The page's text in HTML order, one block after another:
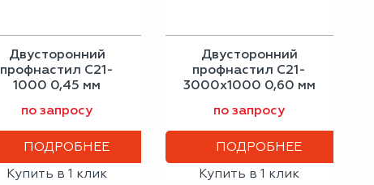
Двусторонний
профнастил С21-
1000 0,45 мм
по запросу
ПОДРОБНЕЕ
Купить в 1 клик
Двусторонний
профнастил С21-
3000х1000 0,60 мм
кость
по запросу
ПОДРОБНЕЕ
Купить в 1 клик